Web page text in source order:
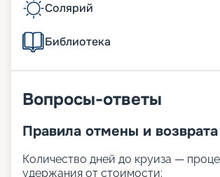
Солярий
Библиотека
Вопросы-ответы
Правила отмены и возврата
Количество дней до круиза —
удержания от стоимости: